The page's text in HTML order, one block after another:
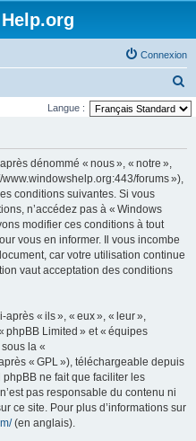
Connexion
e
Langue :
dénommé « nous », « notre »,
forums »),
conditions suivantes. Si vous
n’accédez pas à « Windows
modifier ces conditions à tout
vous en informer. Il vous incombe
car votre utilisation continue
vaut acceptation des conditions
« ils », « eux », « leur »,
phpBB Limited » et « équipes
la «
« GPL »), téléchargeable depuis
ne fait que faciliter les
pas responsable du contenu ni
ce site. Pour plus d’informations sur
(en anglais).